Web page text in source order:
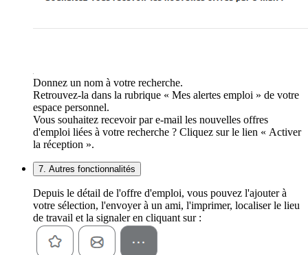
Donnez un nom à votre recherche.
Retrouvez-la dans la rubrique « Mes alertes emploi » de votre
espace personnel.
Vous souhaitez recevoir par e-mail les nouvelles offres
d'emploi liées à votre recherche ? Cliquez sur le lien « Activer
la réception ».
7. Autres fonctionnalités
Depuis le détail de l'offre d'emploi, vous pouvez l'ajouter à
votre sélection, l'envoyer à un ami, l'imprimer, localiser le lieu
de travail et la signaler en cliquant sur :